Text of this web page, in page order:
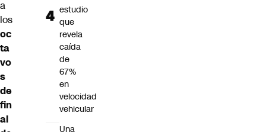
a
los
oc
ta
vo
s
de
fin
al
estudio
que
revela
caída
de
67%
en
velocidad
vehicular
Una